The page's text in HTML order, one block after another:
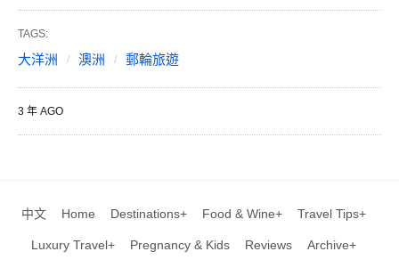
TAGS:
大洋洲 澳洲 郵輪旅遊
3 年 AGO
中文 Home Destinations+ Food & Wine+ Travel Tips+
Luxury Travel+ Pregnancy & Kids Reviews Archive+